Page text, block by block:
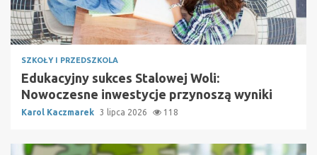
SZKOŁY I PRZEDSZKOLA
Edukacyjny sukces Stalowej Woli:
Nowoczesne inwestycje przynoszą wyniki
Karol Kaczmarek 3 lipca 2026 118